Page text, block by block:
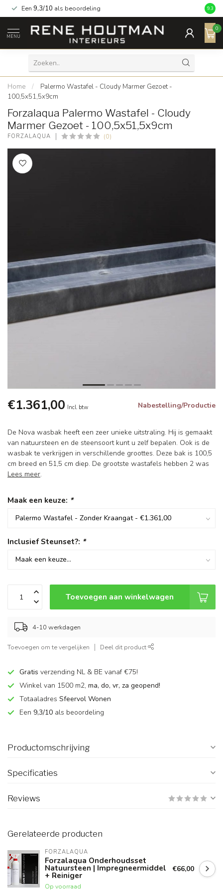
Een 9,3/10 als beoordeling 9.3
MENU
0
Home /
Palermo Wastafel - Cloudy Marmer Gezoet -
100,5x51,5x9cm
Forzalaqua Palermo Wastafel - Cloudy
Marmer Gezoet - 100,5x51,5x9cm
FORZALAQUA (0)
€1.361,00 Incl. btw Nabestelling/Productie
De Nova wasbak heeft een zeer unieke uitstraling. Hij is gemaakt
van natuursteen en de steensoort kunt u zelf bepalen. Ook is de
wasbak te verkrijgen in verschillende groottes. Deze bak is 100,5
cm breed en 51,5 cm diep. De grootste wastafels hebben 2 was
Lees meer.
Maak een keuze: *
Inclusief Steunset?: *
Toevoegen aan winkelwagen
4-10 werkdagen
Toevoegen om te vergelijken Deel dit product
Gratis verzending NL & BE vanaf €75!
Winkel van 1500 m2, ma, do, vr, za geopend!
Totaaladres Sfeervol Wonen
Een 9,3/10 als beoordeling
Productomschrijving
Specificaties
Reviews
Gerelateerde producten
FORZALAQUA
Forzalaqua Onderhoudsset
Natuursteen | Impregneermiddel
+ Reiniger
Op voorraad
€66,00